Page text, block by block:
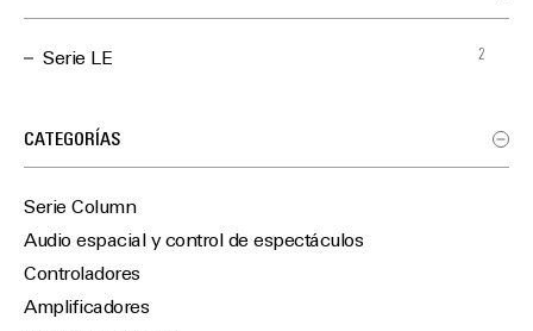
Serie LE 2
CATEGORÍAS
Serie Column
Audio espacial y control de espectáculos
Controladores
Amplificadores